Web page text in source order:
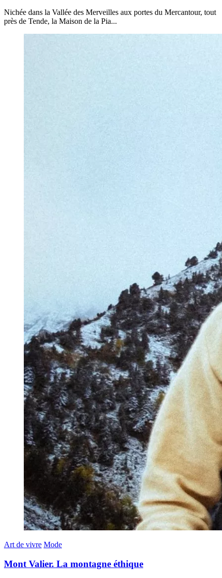
Nichée dans la Vallée des Merveilles aux portes du Mercantour, tout
près de Tende, la Maison de la Pia...
Art de vivre Mode
Mont Valier. La montagne éthique